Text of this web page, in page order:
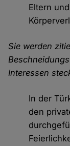
Eltern
Sie werden
Interessen
In der
den